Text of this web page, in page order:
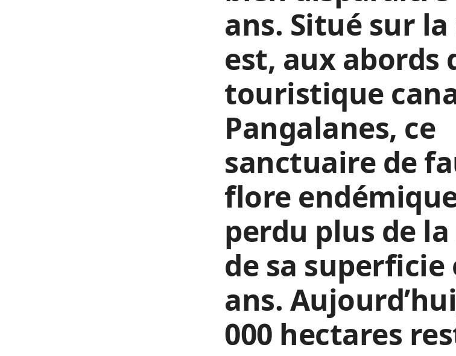
ans. Situé sur
est, aux abords
touristique
Pangalanes, ce
sanctuaire de
flore
perdu plus de
de sa superficie
ans.
000 hectares